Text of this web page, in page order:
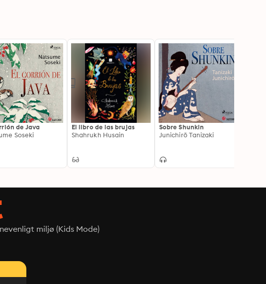
de Java
Soseki
El libro de las brujas
Shahrukh Husain
Sobre Shunkin
Junichirō Tanizaki
miljø (Kids Mode)